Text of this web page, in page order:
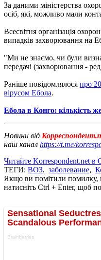
За даними міністерства
осіб, які, можливо мали
Всесвітня організація
випадків захворювання на
"Ми не знаємо, чи були
передачі (захворювання -
Раніше повідомлялося про
вірусом Ебола.
Ебола в Конго: кількість
Новини від
наш канал https://t.me/
Читайте Korrespondent.net в
ТЕГИ: ВОЗ, заболевание,
Якщо ви помітили помилку,
натисніть Ctrl + Enter, щоб